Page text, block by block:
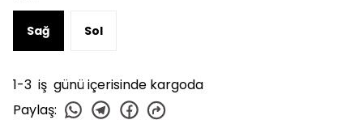
Sağ Sol
1-3 iş günü içerisinde kargoda
Paylaş: